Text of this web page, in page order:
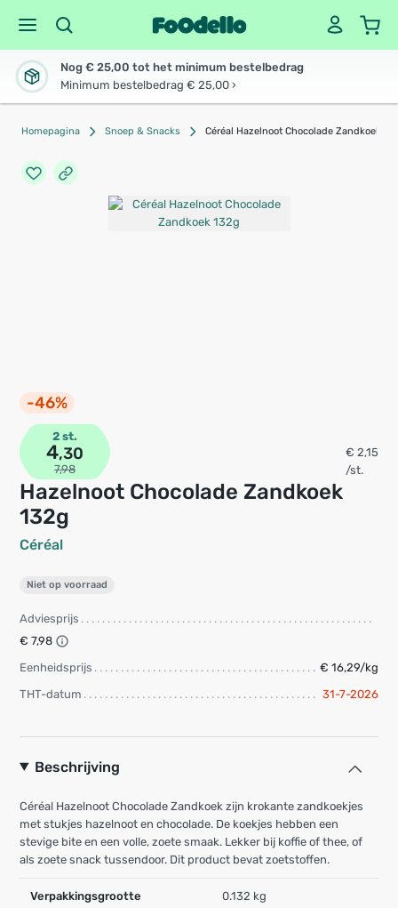
Nog € 25,00 tot het minimum bestelbedrag
Minimum bestelbedrag € 25,00 ›
Homepagina Snoep & Snacks Céréal Hazelnoot Chocolade Zandkoek
-46%
Hazelnoot Chocolade Zandkoek
132g
Céréal
2 st.
4,30
7,98
€ 2,15
/st.
Niet op voorraad
Adviesprijs
€ 7,98
Eenheidsprijs
€ 16,29/kg
THT-datum
31-7-2026
Beschrijving
Céréal Hazelnoot Chocolade Zandkoek zijn krokante zandkoekjes
met stukjes hazelnoot en chocolade. De koekjes hebben een
stevige bite en een volle, zoete smaak. Lekker bij koffie of thee, of
als zoete snack tussendoor. Dit product bevat zoetstoffen.
Verpakkingsgrootte 0.132 kg